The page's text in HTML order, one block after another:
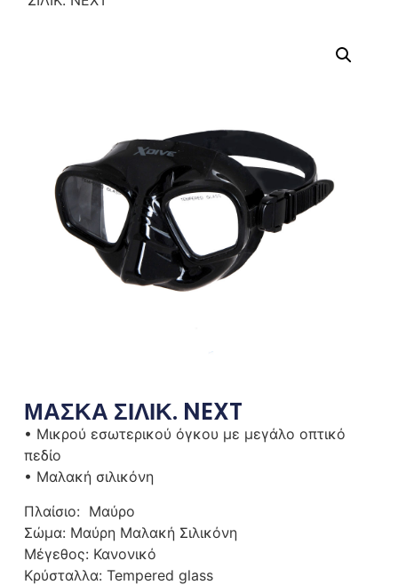
ΜΑΣΚΑ ΣΙΛΙΚ. NEXT
• Μικρού εσωτερικού όγκου με μεγάλο οπτικό
πεδίο
• Μαλακή σιλικόνη
Πλαίσιο: Μαύρο
Σώμα: Μαύρη Μαλακή Σιλικόνη
Μέγεθος: Κανονικό
Κρύσταλλα: Tempered glass